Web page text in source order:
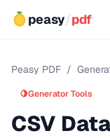
peasy/pdf
Peasy PDF /
🍋Generator Tools
CSV